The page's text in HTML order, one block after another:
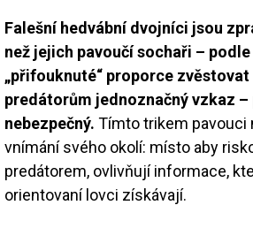
Falešní hedvábní dvojníci jsou
než jejich pavoučí sochaři –
„přifouknuté“ proporce
predátorům jednoznačný vzkaz –
nebezpečný. Tímto trikem pavouci
vnímání svého okolí: místo aby
predátorem, ovlivňují informace,
orientovaní lovci získávají.